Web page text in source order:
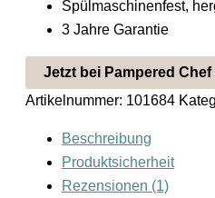
Spülmaschinenfest,
3 Jahre Garantie
Jetzt bei Pampered Chef
Artikelnummer: 101684
Beschreibung
Produktsicherheit
Rezensionen (1)